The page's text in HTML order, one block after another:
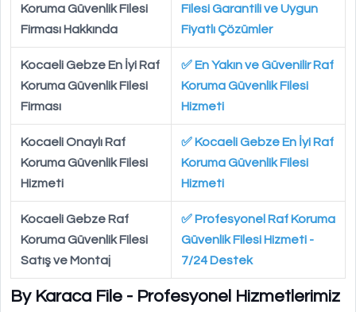
By Karaca File - Profesyonel Hizmetlerimiz
Koruma Güvenlik Filesi
Firması Hakkında
Filesi Garantili ve Uygun
Fiyatlı Çözümler
Kocaeli Gebze En İyi Raf
Koruma Güvenlik Filesi
Firması
✅ En Yakın ve Güvenilir Raf
Koruma Güvenlik Filesi
Hizmeti
Kocaeli Onaylı Raf
Koruma Güvenlik Filesi
Hizmeti
✅ Kocaeli Gebze En İyi Raf
Koruma Güvenlik Filesi
Hizmeti
Kocaeli Gebze Raf
Koruma Güvenlik Filesi
Satış ve Montaj
✅ Profesyonel Raf Koruma
Güvenlik Filesi Hizmeti -
7/24 Destek